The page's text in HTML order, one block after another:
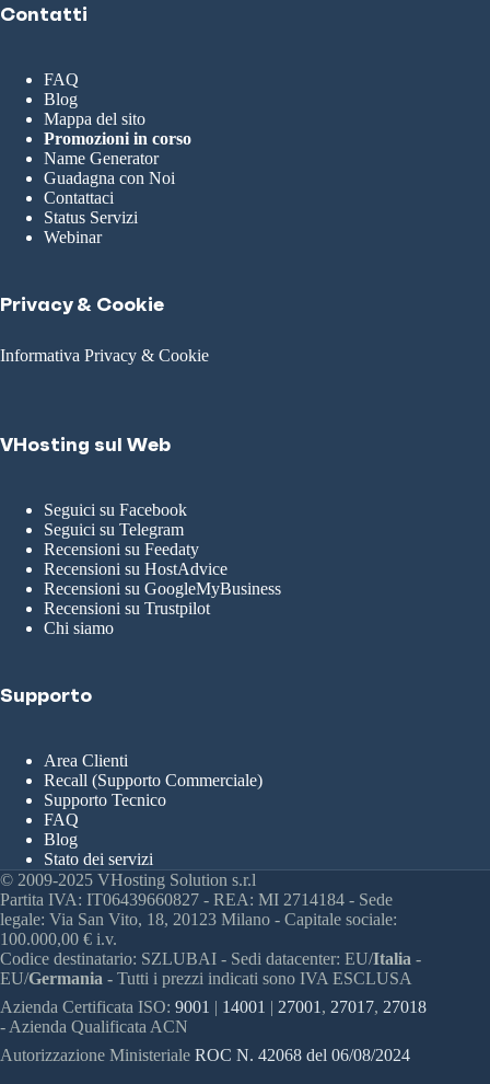
Contatti
FAQ
Blog
Mappa del sito
Promozioni in corso
Name Generator
Guadagna con Noi
Contattaci
Status Servizi
Webinar
Privacy & Cookie
Informativa Privacy & Cookie
VHosting sul Web
Seguici su Facebook
Seguici su Telegram
Recensioni su Feedaty
Recensioni su HostAdvice
Recensioni su GoogleMyBusiness
Recensioni su Trustpilot
Chi siamo
Supporto
Area Clienti
Recall (Supporto Commerciale)
Supporto Tecnico
FAQ
Blog
Stato dei servizi
© 2009-2025 VHosting Solution s.r.l
Partita IVA: IT06439660827 - REA: MI 2714184 - Sede
legale: Via San Vito, 18, 20123 Milano - Capitale sociale:
100.000,00 € i.v.
Codice destinatario: SZLUBAI - Sedi datacenter: EU/Italia -
EU/Germania - Tutti i prezzi indicati sono IVA ESCLUSA
Azienda Certificata ISO: 9001 | 14001 | 27001 , 27017, 27018
- Azienda Qualificata ACN
Autorizzazione Ministeriale ROC N. 42068 del 06/08/2024